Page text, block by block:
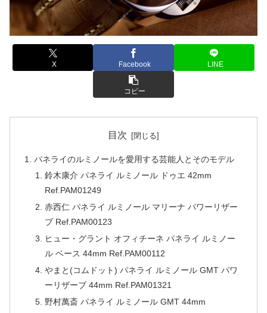
X Facebook LINE
コピー
目次
パネライのルミノールを愛用する芸能人とそのモデル
鈴木康介 パネライ ルミノール ドゥエ 42mm
Ref.PAM01249
赤西仁 パネライ ルミノール マリーナ パワーリザー
ブ Ref.PAM00123
ヒュー・グラント オフィチーネ パネライ ルミノー
ル ベース 44mm Ref.PAM00112
やまと(コムドット) パネライ ルミノール GMT パワ
ーリザーブ 44mm Ref.PAM01321
野村萬斎 パネライ ルミノール GMT 44mm